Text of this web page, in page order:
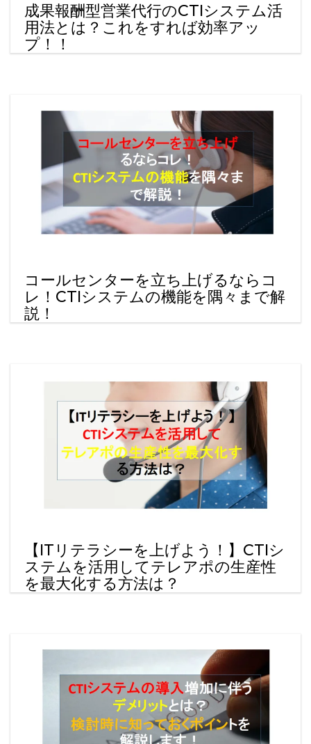
成果報酬型営業代行のCTIシステム活
用法とは？これをすれば効率アッ
プ！！
コールセンターを立ち上げるならコ
レ！CTIシステムの機能を隅々まで解
説！
【ITリテラシーを上げよう！】CTIシ
ステムを活用してテレアポの生産性
を最大化する方法は？